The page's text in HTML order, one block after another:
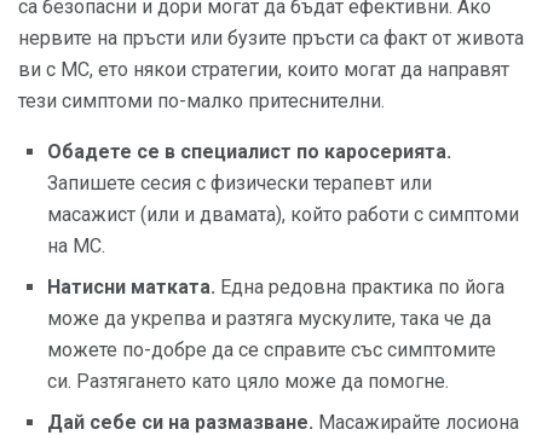
са безопасни и дори могат да бъдат ефективни. Ако
нервите на пръсти или бузите пръсти са факт от живота
ви с МС, ето някои стратегии, които могат да направят
тези симптоми по-малко притеснителни.
Обадете се в специалист по каросерията.
Запишете сесия с физически терапевт или
масажист (или и двамата), който работи с симптоми
на МС.
Натисни матката. Една редовна практика по йога
може да укрепва и разтяга мускулите, така че да
можете по-добре да се справите със симптомите
си. Разтягането като цяло може да помогне.
Дай себе си на размазване. Масажирайте лосиона